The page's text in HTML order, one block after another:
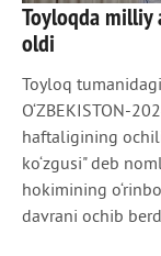
941 0
Toyloqda
oldi
Toyloq
O‘ZBEKISTON-
haftaligining
ko‘zgusi" deb
hokimining
davrani ochib